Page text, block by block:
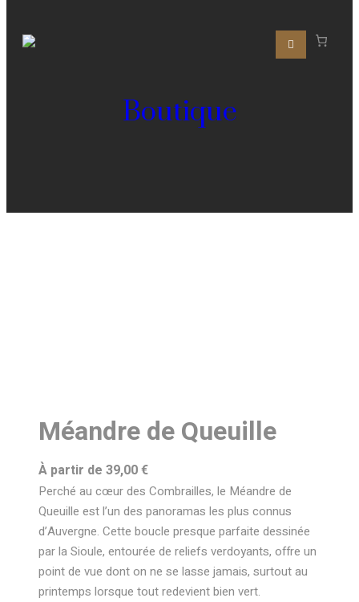
Boutique
Méandre de Queuille
À partir de 39,00€
Perché au cœur des Combrailles, le Méandre de
Queuille est l’un des panoramas les plus connus
d’Auvergne. Cette boucle presque parfaite dessinée
par la Sioule, entourée de reliefs verdoyants, offre un
point de vue dont on ne se lasse jamais, surtout au
printemps lorsque tout redevient bien vert.